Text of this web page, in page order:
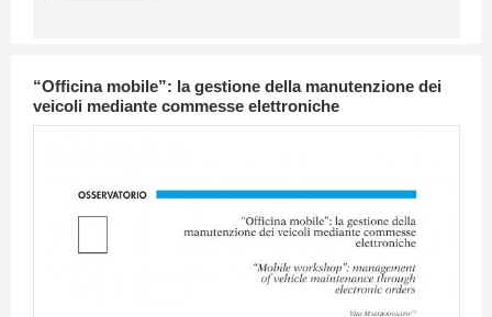
“Officina mobile”: la gestione della manutenzione dei
veicoli mediante commesse elettroniche